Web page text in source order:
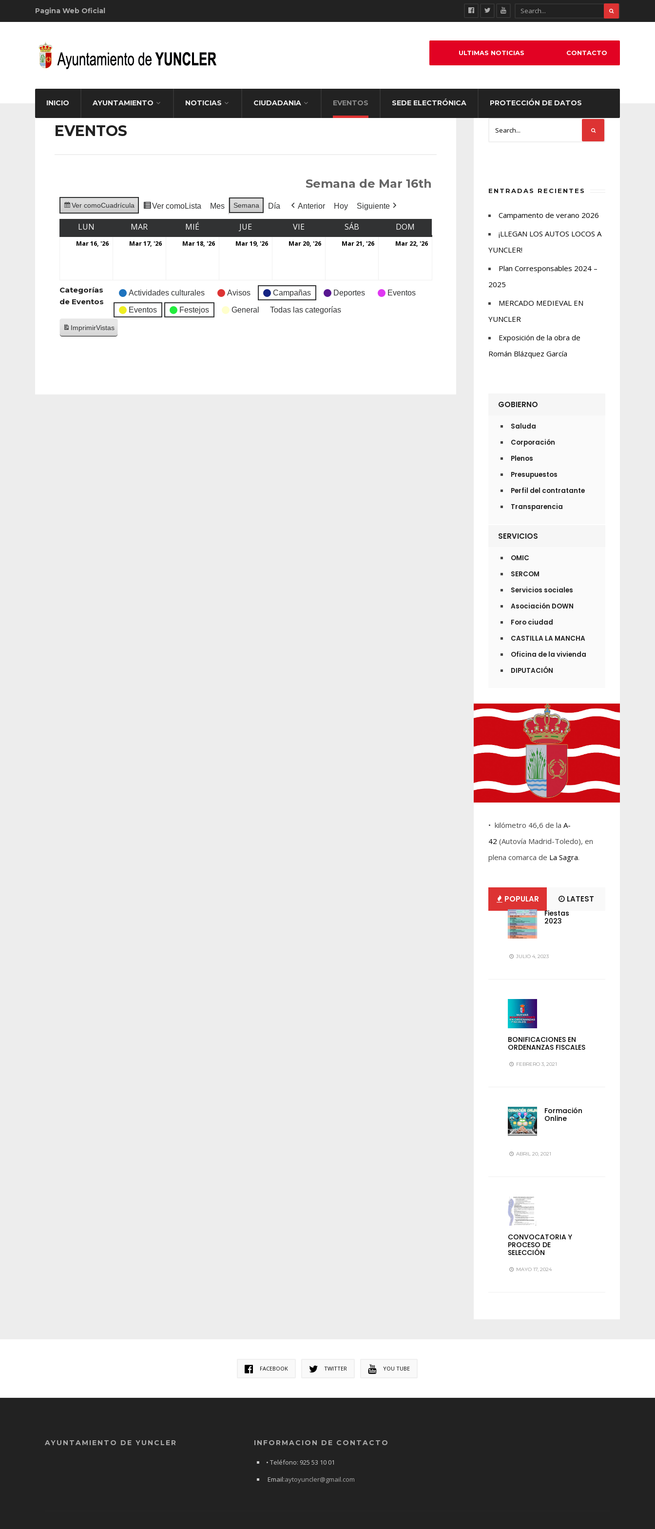
Pagina Web Oficial
INICIO AYUNTAMIENTO NOTICIAS CIUDADANIA EVENTOS SEDE ELECTRÓNICA PROTECCIÓN DE DATOS
ULTIMAS NOTICIAS CONTACTO
EVENTOS
Semana de Mar 16th
Ver comoCuadrícula Ver comoLista Mes Semana Día Anterior Hoy Siguiente
LUN MAR MIÉ JUE VIE SÁB DOM
Mar 16, '26 Mar 17, '26 Mar 18, '26 Mar 19, '26 Mar 20, '26 Mar 21, '26 Mar 22, '26
Categorías
de Eventos
Actividades culturales Avisos Campañas Deportes Eventos
Eventos Festejos General Todas las categorías
ImprimirVistas
ENTRADAS RECIENTES
Campamento de verano 2026
¡LLEGAN LOS AUTOS LOCOS A
YUNCLER!
Plan Corresponsables 2024 –
2025
MERCADO MEDIEVAL EN
YUNCLER
Exposición de la obra de
Román Blázquez García
GOBIERNO
Saluda
Corporación
Plenos
Presupuestos
Perfil del contratante
Transparencia
SERVICIOS
OMIC
SERCOM
Servicios sociales
Asociación DOWN
Foro ciudad
CASTILLA LA MANCHA
Oficina de la vivienda
DIPUTACIÓN
• kilómetro 46,6 de la A-
42 (Autovía Madrid-Toledo), en
plena comarca de La Sagra.
POPULAR LATEST
Fiestas
2023
JULIO 4, 2023
BONIFICACIONES EN
ORDENANZAS FISCALES
FEBRERO 3, 2021
Formación
Online
ABRIL 20, 2021
CONVOCATORIA Y
PROCESO DE
SELECCIÓN
MAYO 17, 2024
FACEBOOK TWITTER YOU TUBE
AYUNTAMIENTO DE YUNCLER INFORMACION DE CONTACTO
• Teléfono: 925 53 10 01
Email:aytoyuncler@gmail.com